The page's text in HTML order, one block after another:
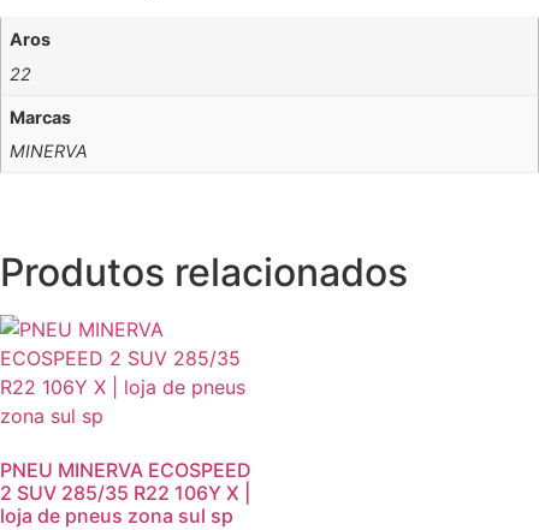
Aros
22
Marcas
MINERVA
Produtos relacionados
PNEU MINERVA ECOSPEED
2 SUV 285/35 R22 106Y X |
loja de pneus zona sul sp